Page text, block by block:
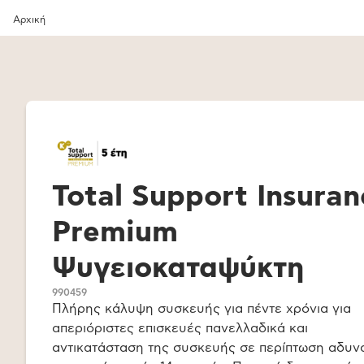
Αρχική
Total Support
Premium
Ψυγειοκαταψύκτη
990459
Πλήρης κάλυψη συσκευής για πέντε χρόνια για
απεριόριστες επισκευές πανελλαδικά και
αντικατάσταση της συσκευής σε περίπτωση